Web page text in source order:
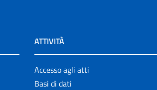
ATTIVITÀ
Accesso agli atti
Basi di dati